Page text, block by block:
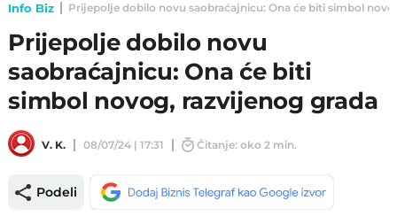
Info Biz Prijepolje dobilo novu saobraćajnicu: Ona će biti simbol
Prijepolje dobilo novu
saobraćajnicu: Ona će biti
simbol novog, razvijenog grada
V. K. 08/07/24 | 17:31 Čitanje: oko 2 min.
Podeli